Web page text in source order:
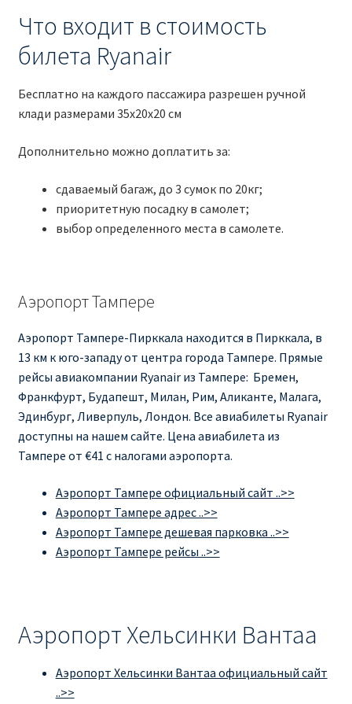
Что входит в стоимость
билета Ryanair
Бесплатно на каждого пассажира разрешен ручной
клади размерами 35x20x20 см
Дополнительно можно доплатить за:
сдаваемый багаж, до 3 сумок по 20кг;
приоритетную посадку в самолет;
выбор определенного места в самолете.
Аэропорт Тампере
Аэропорт Тампере-Пирккала находится в Пирккала, в
13 км к юго-западу от центра города Тампере. Прямые
рейсы авиакомпании Ryanair из Тампере: Бремен,
Франкфурт, Будапешт, Милан, Рим, Аликанте, Малага,
Эдинбург, Ливерпуль, Лондон. Все авиабилеты Ryanair
доступны на нашем сайте. Цена авиабилета из
Тампере от €41 с налогами аэропорта.
Аэропорт Тампере официальный сайт ..>>
Аэропорт Тампере адрес ..>>
Аэропорт Тампере дешевая парковка ..>>
Аэропорт Тампере рейсы ..>>
Аэропорт Хельсинки Вантаа
Аэропорт Хельсинки Вантаа официальный сайт
..>>